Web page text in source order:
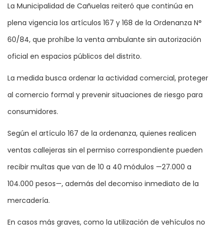
La Municipalidad de Cañuelas reiteró que continúa en
plena vigencia los artículos 167 y 168 de la Ordenanza N°
60/84, que prohíbe la venta ambulante sin autorización
oficial en espacios públicos del distrito.
La medida busca ordenar la actividad comercial, proteger
al comercio formal y prevenir situaciones de riesgo para
consumidores.
Según el artículo 167 de la ordenanza, quienes realicen
ventas callejeras sin el permiso correspondiente pueden
recibir multas que van de 10 a 40 módulos —27.000 a
104.000 pesos—, además del decomiso inmediato de la
mercadería.
En casos más graves, como la utilización de vehículos no